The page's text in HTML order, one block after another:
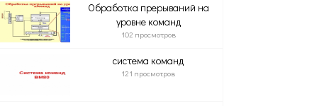
Обработка прерываний на
уровне команд
102 просмотров
система команд
121 просмотров